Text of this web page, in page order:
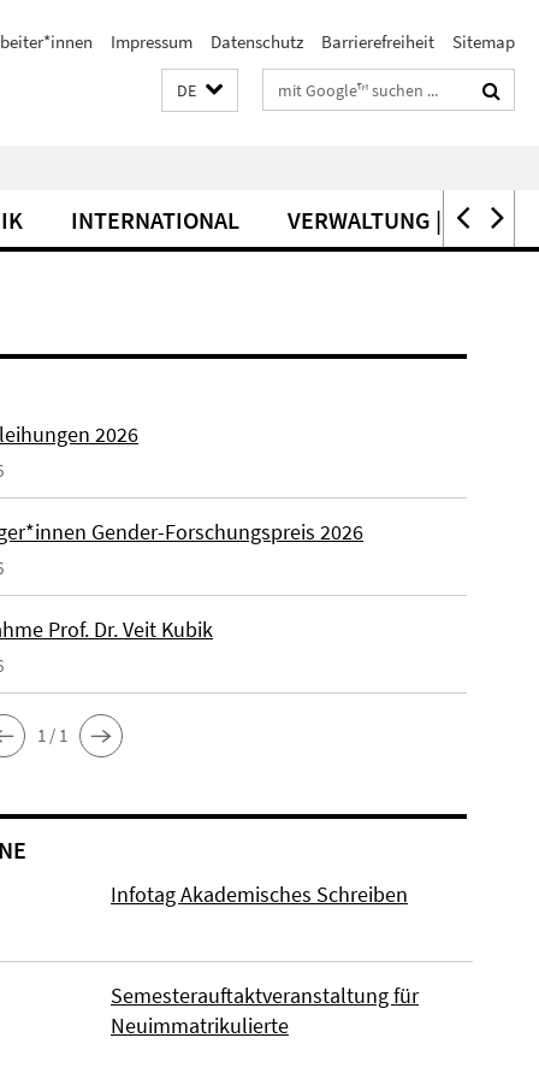
Impressum Datenschutz Barrierefreiheit Sitemap
DE Suchbegriffe
INTERNATIONAL VERWALTUNG | SERVICE
2026
Gender-Forschungspreis 2026
Prof. Dr. Veit Kubik
1 / 1
Infotag Akademisches Schreiben
Semesterauftaktveranstaltung für
Neuimmatrikulierte